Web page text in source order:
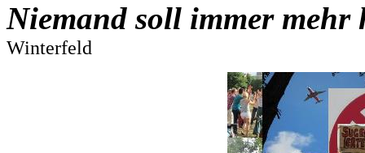
Niemand soll immer mehr
Winterfeld